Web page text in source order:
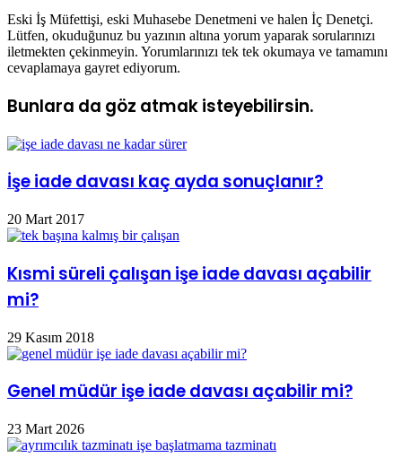
Eski İş Müfettişi, eski Muhasebe Denetmeni ve halen İç Denetçi.
Lütfen, okuduğunuz bu yazının altına yorum yaparak sorularınızı
iletmekten çekinmeyin. Yorumlarınızı tek tek okumaya ve tamamını
cevaplamaya gayret ediyorum.
Bunlara da göz atmak isteyebilirsin.
İşe iade davası kaç ayda sonuçlanır?
20 Mart 2017
Kısmi süreli çalışan işe iade davası açabilir
mi?
29 Kasım 2018
Genel müdür işe iade davası açabilir mi?
23 Mart 2026